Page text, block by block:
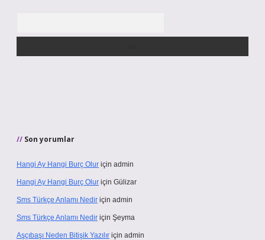
Son yorumlar
Hangi Ay Hangi Burç Olur için admin
Hangi Ay Hangi Burç Olur için Gülizar
Sms Türkçe Anlamı Nedir için admin
Sms Türkçe Anlamı Nedir için Şeyma
Aşçıbaşı Neden Bitişik Yazılır için admin